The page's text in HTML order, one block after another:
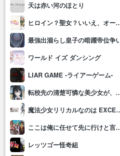
天は赤い河のほとり
ヒロイン？聖女？いいえ、
最強出涸らし皇子の暗躍帝位争
ワールド イズ ダンシング
LIAR GAME -ライアーゲーム-
転校先の清楚可憐な美少女が、昔
魔法少女リリカルな
ここは俺に任せて先に行けと言っ
レッツゴー怪奇組